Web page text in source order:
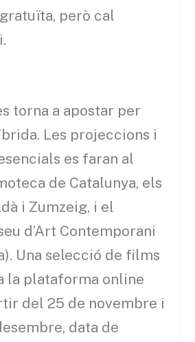
gratuïta, però cal
torna a apostar per
Les projeccions i
es faran al
de Catalunya, els
i Zumzeig, i el
d’Art Contemporani
Una selecció de films
la plataforma online
del 25 de novembre i
data de